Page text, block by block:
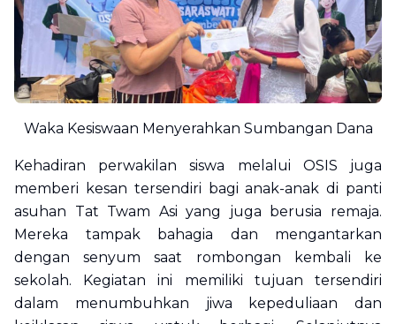
Waka Kesiswaan Menyerahkan Sumbangan Dana
Kehadiran perwakilan siswa melalui OSIS juga
memberi kesan tersendiri bagi anak-anak di panti
asuhan Tat Twam Asi yang juga berusia remaja.
Mereka tampak bahagia dan mengantarkan
dengan senyum saat rombongan kembali ke
sekolah. Kegiatan ini memiliki tujuan tersendiri
dalam menumbuhkan jiwa kepeduliaan dan